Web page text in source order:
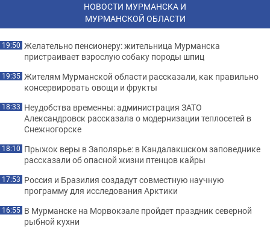
НОВОСТИ МУРМАНСКА И
МУРМАНСКОЙ ОБЛАСТИ
19:50 Желательно пенсионеру: жительница Мурманска
пристраивает взрослую собаку породы шпиц
19:35 Жителям Мурманской области рассказали, как правильно
консервировать овощи и фрукты
18:33 Неудобства временны: администрация ЗАТО
Александровск рассказала о модернизации теплосетей в
Снежногорске
18:10 Прыжок веры в Заполярье: в Кандалакшском заповеднике
рассказали об опасной жизни птенцов кайры
17:53 Россия и Бразилия создадут совместную научную
программу для исследования Арктики
16:55 В Мурманске на Морвокзале пройдет праздник северной
рыбной кухни